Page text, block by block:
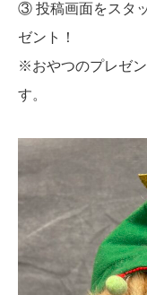
③ 投稿画面をスタ
ゼント！
※おやつのプレゼ
す。